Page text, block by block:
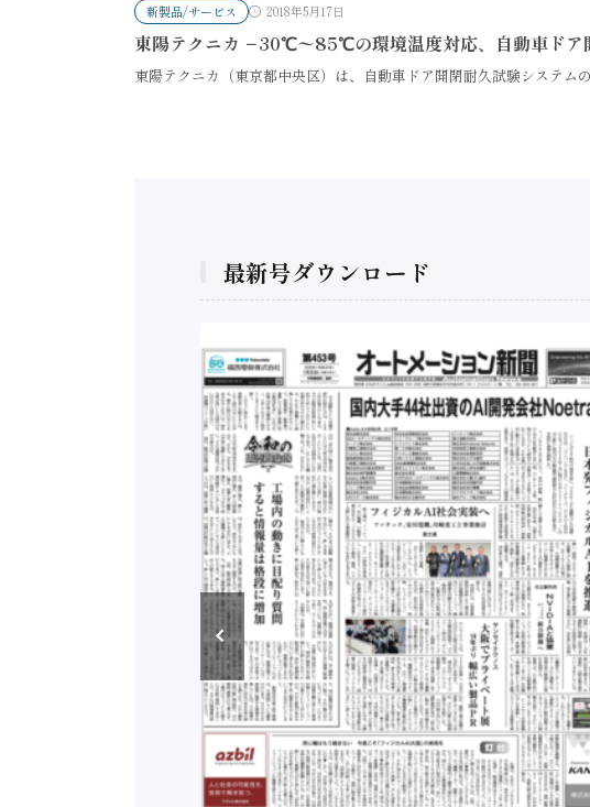
新製品/サービス 2018年5月17日
東陽テクニカ −30℃〜85℃の環境温度対応、自動車ドア
東陽テクニカ（東京都中央区）は、自動車ドア開閉耐久試験システ
最新号ダウンロード